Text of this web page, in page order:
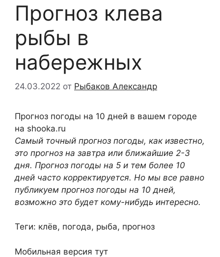
Прогноз клева
рыбы в
набережных
24.03.2022 от Рыбаков Александр
Прогноз погоды на 10 дней в вашем городе
на shooka.ru
Самый точный прогноз погоды, как известно,
это прогноз на завтра или ближайшие 2-3
дня. Прогноз погоды на 5 и тем более 10
дней часто корректируется. Но мы все равно
публикуем прогноз погоды на 10 дней,
возможно это будет кому-нибудь интересно.
Теги: клёв, погода, рыба, прогноз
Мобильная версия тут